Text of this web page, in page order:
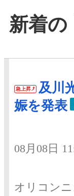
新着の
急上昇
及川
娠を発表
08月08日
オリコンニ